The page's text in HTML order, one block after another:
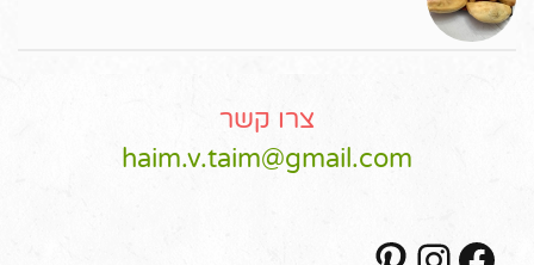
צרו קשר
haim.v.taim@gmail.com
Facebook
Instagram